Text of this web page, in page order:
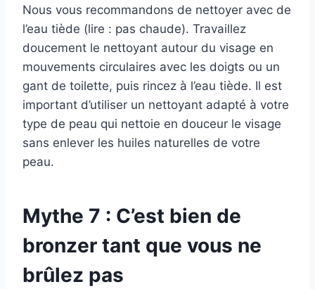
Nous vous recommandons de nettoyer avec de
l’eau tiède (lire : pas chaude). Travaillez
doucement le nettoyant autour du visage en
mouvements circulaires avec les doigts ou un
gant de toilette, puis rincez à l’eau tiède. Il est
important d’utiliser un nettoyant adapté à votre
type de peau qui nettoie en douceur le visage
sans enlever les huiles naturelles de votre
peau.
Mythe 7 : C’est bien de
bronzer tant que vous ne
brûlez pas